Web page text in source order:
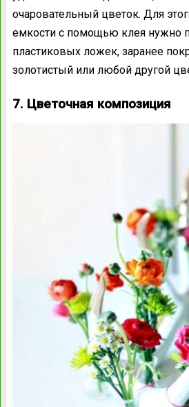
очаровательный цветок. Для
емкости с помощью клея нужно
пластиковых ложек, заранее
золотистый или любой другой
7. Цветочная композиция